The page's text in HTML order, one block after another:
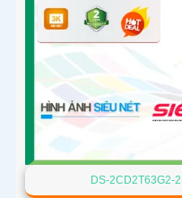
DS-2CD2T63G2-